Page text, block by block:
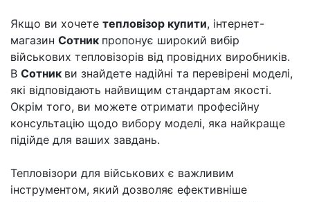
Якщо ви хочете тепловізор купити, інтернет-
магазин Сотник пропонує широкий вибір
військових тепловізорів від провідних виробників.
В Сотник ви знайдете надійні та перевірені моделі,
які відповідають найвищим стандартам якості.
Окрім того, ви можете отримати професійну
консультацію щодо вибору моделі, яка найкраще
підійде для ваших завдань.
Тепловізори для військових є важливим
інструментом, який дозволяє ефективніше